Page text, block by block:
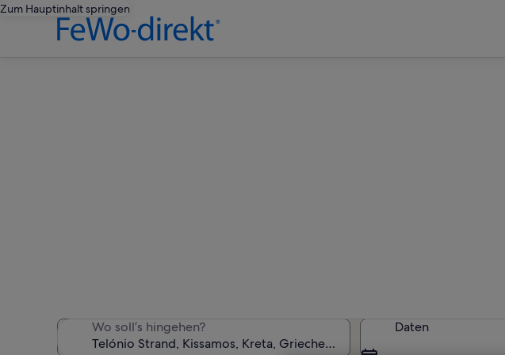
Zum Hauptinhalt springen
Wo soll’s hingehen? Daten